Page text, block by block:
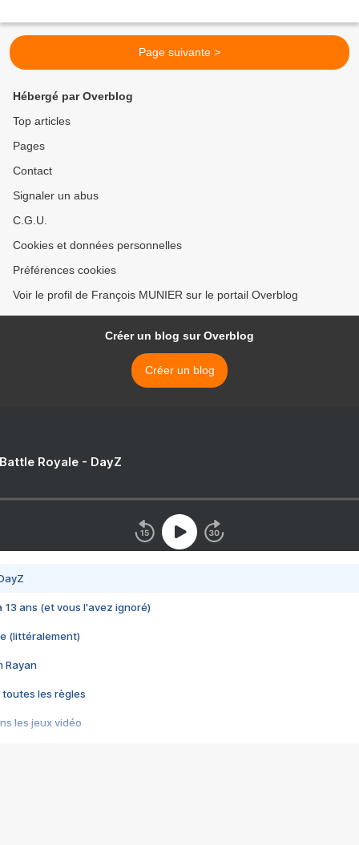
Page suivante >
Hébergé par Overblog
Top articles
Pages
Contact
Signaler un abus
C.G.U.
Cookies et données personnelles
Préférences cookies
Voir le profil de François MUNIER sur le portail Overblog
Créer un blog sur Overblog
Créer un blog
Royale - DayZ
13 ans (et vous l'avez ignoré)
(littéralement)
Rayan
toutes les règles
les jeux vidéo